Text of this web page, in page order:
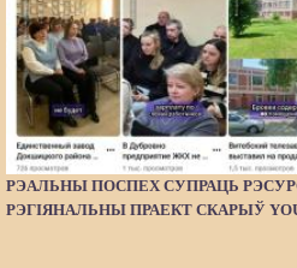
РЭАЛЬНЫ ПОСПЕХ СУПРАЦЬ
РЭГІЯНАЛЬНЫ ПРАЕКТ СКАРЫЎ